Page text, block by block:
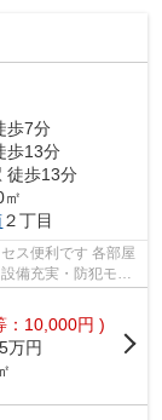
歩7分
歩13分
徒歩13分
２丁目
ス便利です 各部屋
備充実・防犯モデ
：10,000円 )
万円